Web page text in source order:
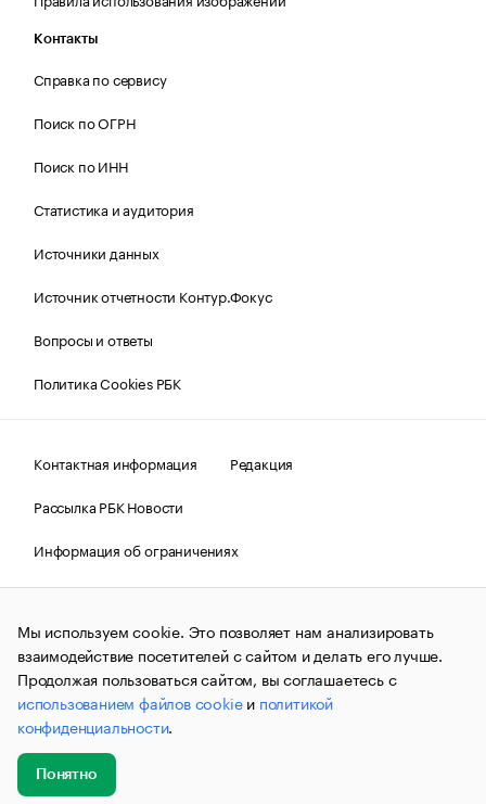
Контакты
Справка по сервису
Поиск по ОГРН
Поиск по ИНН
Статистика и аудитория
Источники данных
Источник отчетности Контур.Фокус
Вопросы и ответы
Политика Cookies РБК
Контактная информация
Редакция
Рассылка РБК Новости
Информация об ограничениях
Правовая информация
О соблюдении авторских прав
© АО «РОСБИЗНЕСКОНСАЛТИНГ»,1995–2026.Сообщения
и материалы информационного агентства «РБК»
(зарегистрировано Федеральной службой по надзору в сфере
связи, информационных технологий и массовых
коммуникаций (Роскомнадзор) 09.12.2015 за номером ИА
№ФС77-63848) сопровождаются пометкой «РБК». Отдельные
публикации могут содержать информацию,
не предназначенную для пользователей
до 18 лет.
Мы используем cookie. Это позволяет нам анализировать
взаимодействие посетителей с сайтом и делать его лучше.
Продолжая пользоваться сайтом, вы соглашаетесь с
использованием файлов cookieи политикой
конфиденциальности.
Понятно